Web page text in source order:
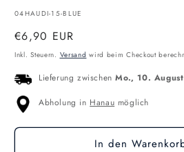
SKU:
04HAUDI-15-BLUE
Normaler
Preis
€6,90 EUR
Inkl. Steuern. Versand wird beim Checkout
Lieferung zwischenMo., 10. August
Abholung in Hanau möglich
In den